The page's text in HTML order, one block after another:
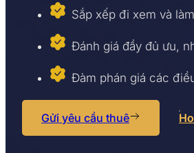
Sắp xếp đi xem và
Đánh giá đầy đủ ưu,
Đàm phán giá các
Gửi yêu cầu thuê